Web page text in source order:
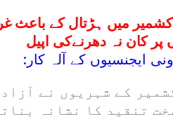
کشمیر میں ہڑتال کے باعث
پر کان نہ دھرنےکی اپیل
ایجنسیوں کے آلہ کار:
کے شہریوں نے
تنقید کا نشانہ